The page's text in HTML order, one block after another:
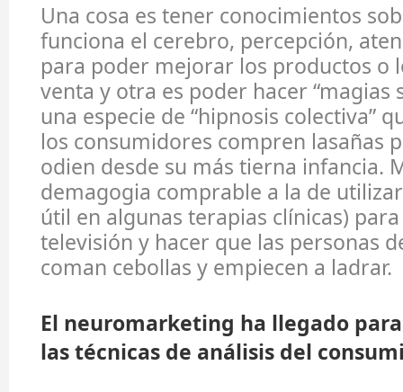
Una cosa es tener conocimientos
funciona el cerebro, percepción,
para poder mejorar los productos o
venta y otra es poder hacer “magias
una especie de “hipnosis colectiva”
los consumidores compren lasañas
odien desde su más tierna infancia.
demagogia comprable a la de
útil en algunas terapias clínicas)
televisión y hacer que las personas
coman cebollas y empiecen a ladrar.
El neuromarketing ha llegado
las técnicas de análisis del